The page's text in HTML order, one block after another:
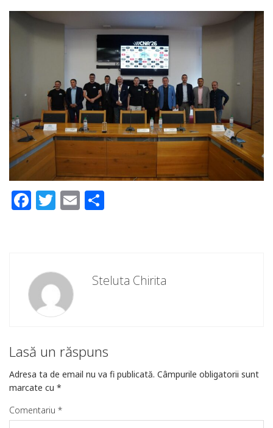
Facebook
Twitter
Email
Steluta Chirita
Lasă un răspuns
Adresa ta de email nu va fi publicată. Câmpurile obligatorii sunt
marcate cu *
Comentariu *